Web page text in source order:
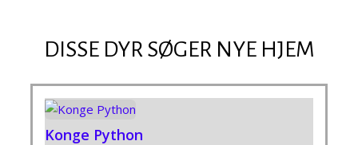
DISSE DYR SØGER NYE HJEM
Konge Python